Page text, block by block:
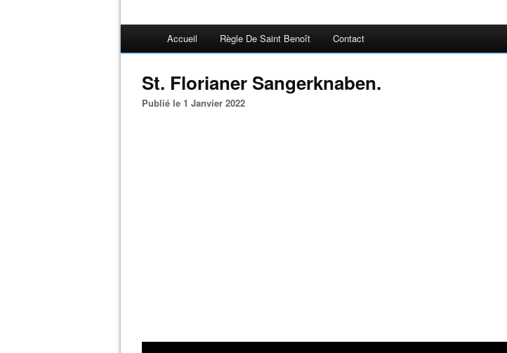
Accueil Règle De Saint Benoît Contact
St. Florianer Sangerknaben.
Publié le 1 Janvier 2022